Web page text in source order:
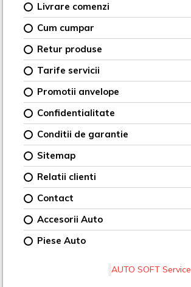
Livrare comenzi
Cum cumpar
Retur produse
Tarife servicii
Promotii anvelope
Confidentialitate
Conditii de garantie
Sitemap
Relatii clienti
Contact
Accesorii Auto
Piese Auto
AUTO SOFT Service